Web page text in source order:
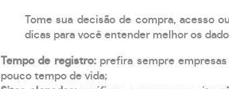
Tome sua decisão de compra, acesso
dicas para você entender melhor os
Tempo de registro: prefira sempre
pouco tempo de vida;